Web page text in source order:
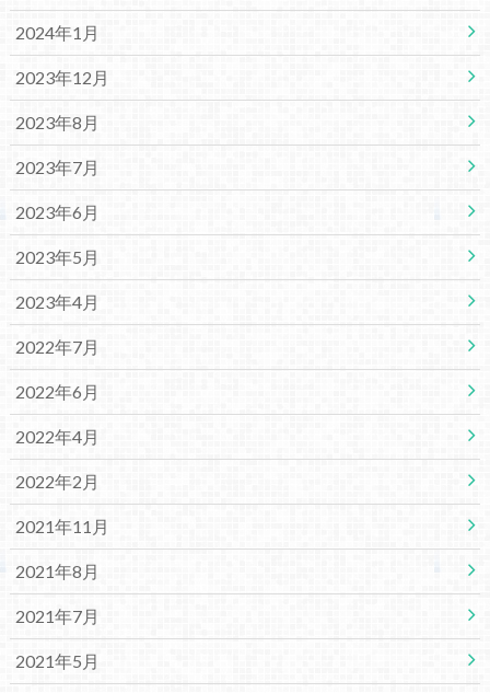
2024年1月
2023年12月
2023年8月
2023年7月
2023年6月
2023年5月
2023年4月
2022年7月
2022年6月
2022年4月
2022年2月
2021年11月
2021年8月
2021年7月
2021年5月